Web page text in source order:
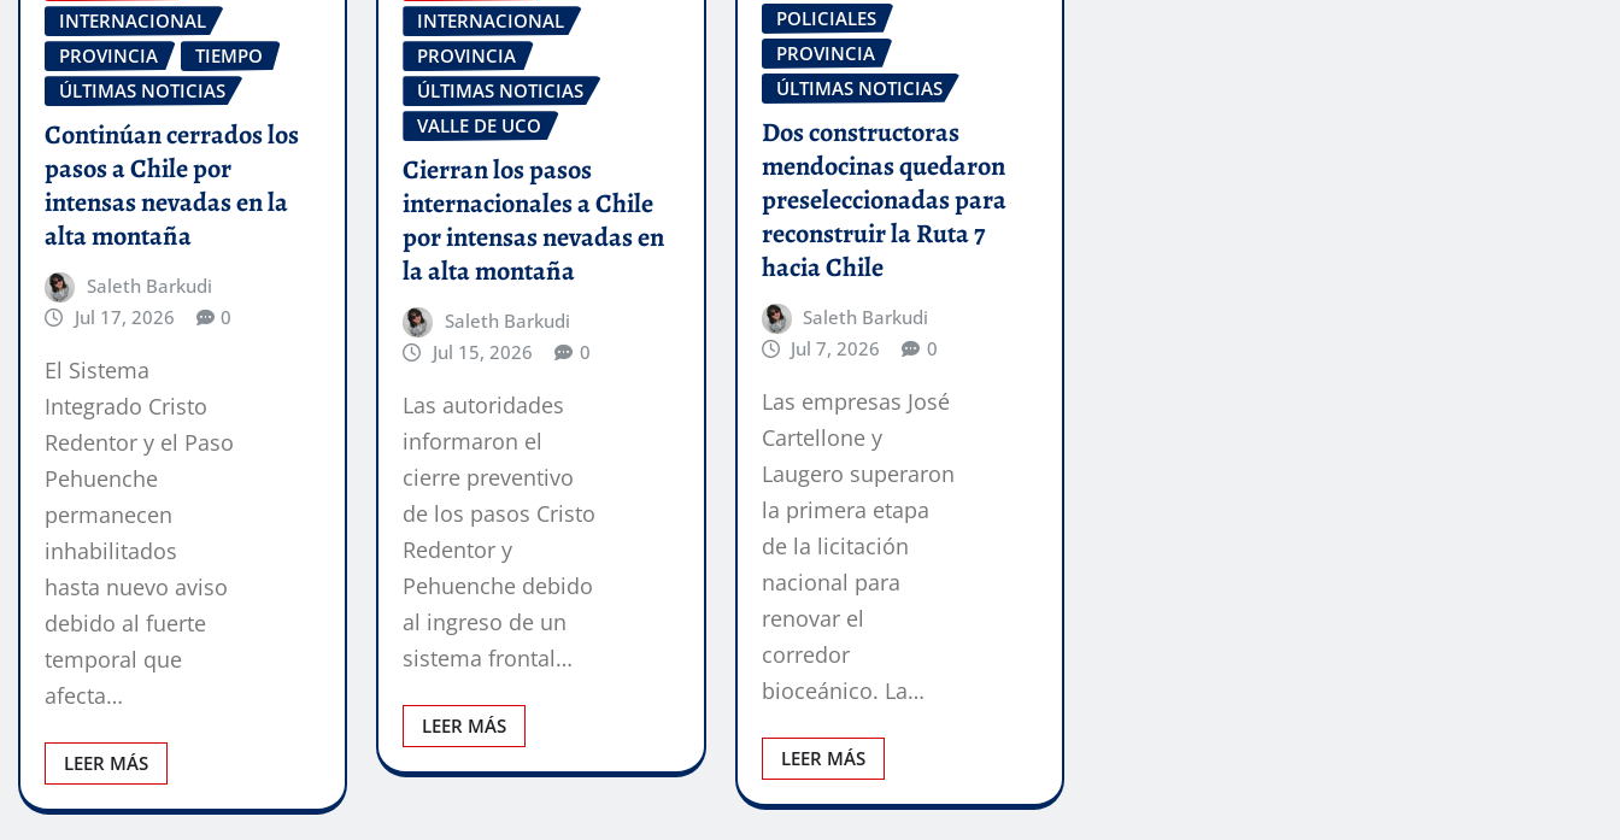
INTERNACIONAL
PROVINCIA
TIEMPO
ÚLTIMAS NOTICIAS
Continúan cerrados los
pasos a Chile por
intensas nevadas en la
alta montaña
Saleth Barkudi
Jul 17, 2026
0
El Sistema
Integrado Cristo
Redentor y el Paso
Pehuenche
permanecen
inhabilitados
hasta nuevo aviso
debido al fuerte
temporal que
afecta…
LEER MÁS
INTERNACIONAL
PROVINCIA
ÚLTIMAS NOTICIAS
VALLE DE UCO
Cierran los pasos
internacionales a Chile
por intensas nevadas en
la alta montaña
Saleth Barkudi
Jul 15, 2026
0
Las autoridades
informaron el
cierre preventivo
de los pasos Cristo
Redentor y
Pehuenche debido
al ingreso de un
sistema frontal…
LEER MÁS
POLICIALES
PROVINCIA
ÚLTIMAS NOTICIAS
Dos constructoras
mendocinas quedaron
preseleccionadas para
reconstruir la Ruta 7
hacia Chile
Saleth Barkudi
Jul 7, 2026
0
Las empresas José
Cartellone y
Laugero superaron
la primera etapa
de la licitación
nacional para
renovar el
corredor
bioceánico. La…
LEER MÁS